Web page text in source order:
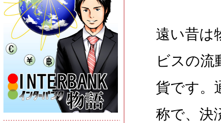
遠い昔は
ビスの流
貨です。
称で、決